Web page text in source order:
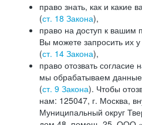
право знать, как и какие
(ст. 18 Закона),
право на доступ к
Вы можете запросить их
(ст. 14 Закона),
право отозвать согласие
мы обрабатываем данные
(ст. 9 Закона). Чтобы
нам: 125047, г. Москва,
Муниципальный округ